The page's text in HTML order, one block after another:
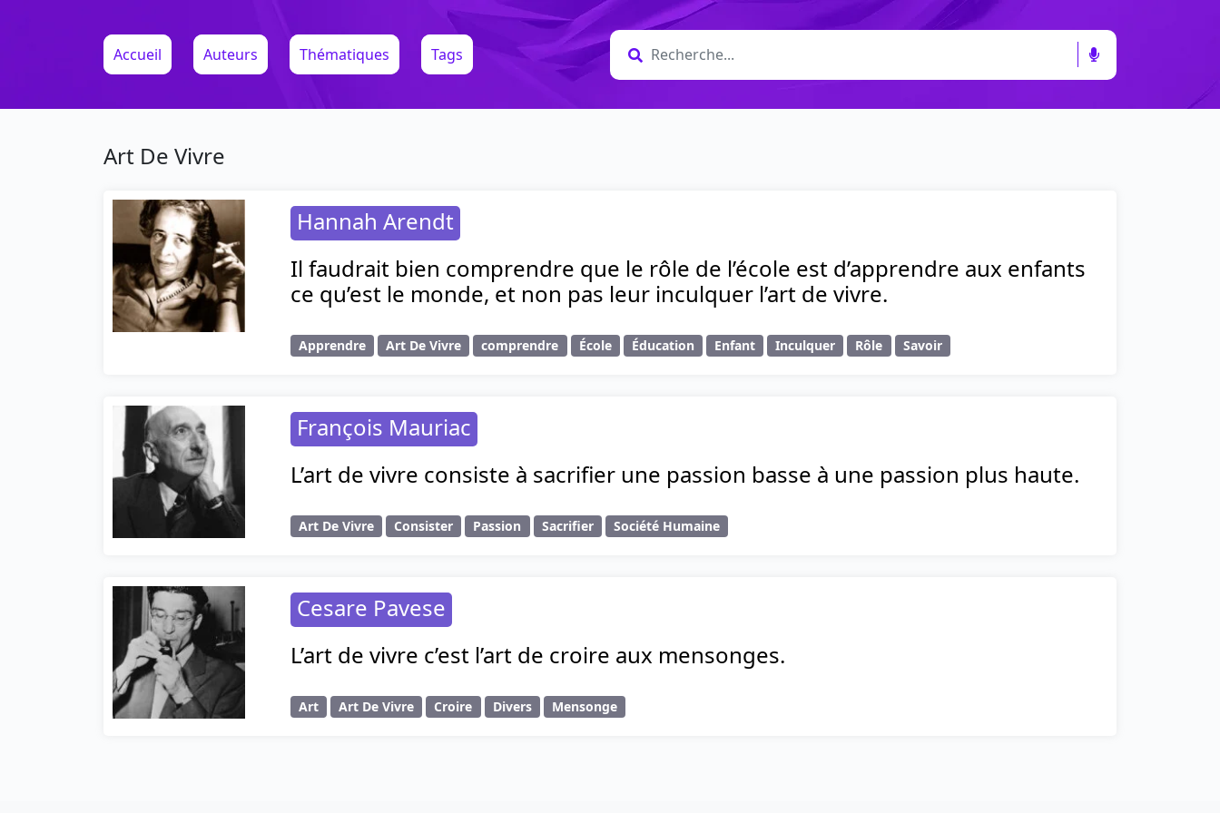
Accueil Auteurs Thématiques Tags
Art De Vivre
Hannah Arendt
Il faudrait bien comprendre que le rôle de l’école est d’apprendre aux enfants
ce qu’est le monde, et non pas leur inculquer l’art de vivre.
Apprendre Art De Vivre comprendre École Éducation Enfant Inculquer Rôle Savoir
François Mauriac
L’art de vivre consiste à sacrifier une passion basse à une passion plus haute.
Art De Vivre Consister Passion Sacrifier Société Humaine
Cesare Pavese
L’art de vivre c’est l’art de croire aux mensonges.
Art Art De Vivre Croire Divers Mensonge